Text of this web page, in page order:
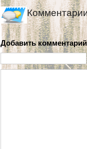
Добавить комментарий